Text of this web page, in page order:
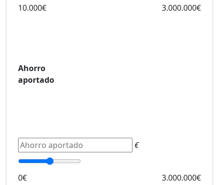
10.000€ 3.000.000€
Ahorro
aportado
€
0€
3.000.000€